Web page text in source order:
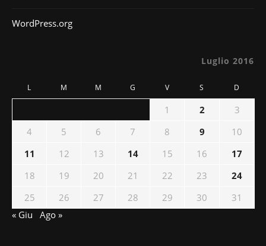
WordPress.org
Luglio 2016
L M M G V S D
1 2
3
4
5 6 7 8 9
10
11
12 13 14 15 16
17
18
19 20 21 22 23
24
25
26 27 28 29 30
31
« Giu
Ago »